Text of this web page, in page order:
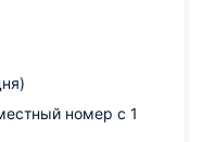
номер с 1